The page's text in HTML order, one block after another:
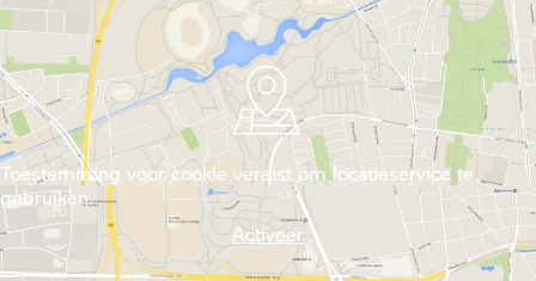
Toestemming voor cookie vereist om locatieservice te
gebruiken.
Activeer